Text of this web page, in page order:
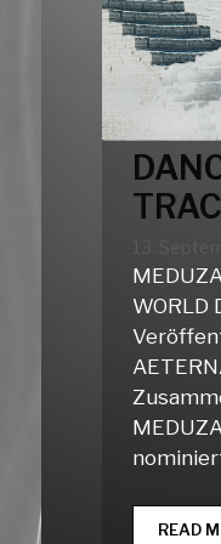
WORLD
READ